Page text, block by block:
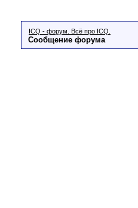
ICQ - форум. Всё про ICQ.
Сообщение форума